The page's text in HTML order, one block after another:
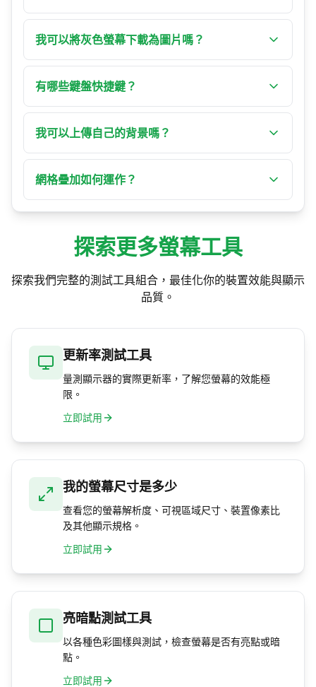
可以。顯示 50% 灰色並與硬體校準器進行視覺比
較，或在調整亮度和對比度時作為參考。
我可以將灰色螢幕下載為圖片嗎？
可以！選擇所需解析度或輸入自訂尺寸，然後點
擊「下載」。螢幕將儲存為 PNG 圖片。
有哪些鍵盤快捷鍵？
「F」全螢幕，箭頭切換顏色，「R」重置，
「D」下載，「G」網格。「Esc」退出全螢幕。
我可以上傳自己的背景嗎？
可以！使用「上傳自己的背景」將任何圖片設為
背景。支援格式：JPG、PNG 和 GIF。
網格疊加如何運作？
探索更多螢幕工具
探索我們完整的測試工具組合，最佳化你的裝置效能與顯示
品質。
更新率測試工具
量測顯示器的實際更新率，了解您螢幕的效能極
限。
立即試用
我的螢幕尺寸是多少
查看您的螢幕解析度、可視區域尺寸、裝置像素比
及其他顯示規格。
立即試用
亮暗點測試工具
以各種色彩圖樣與測試，檢查螢幕是否有亮點或暗
點。
立即試用